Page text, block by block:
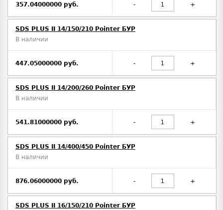
357.04000000 руб. - +
SDS PLUS II 14/150/210 Pointer БУР
В наличии
447.05000000 руб. - +
SDS PLUS II 14/200/260 Pointer БУР
В наличии
541.81000000 руб. - +
SDS PLUS II 14/400/450 Pointer БУР
В наличии
876.06000000 руб. - +
SDS PLUS II 16/150/210 Pointer БУР